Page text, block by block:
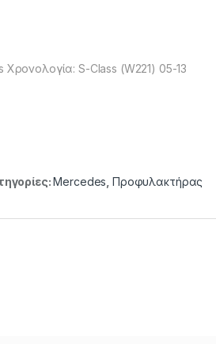
S-Class (W221) 05-13
Mercedes, Προφυλακτήρας